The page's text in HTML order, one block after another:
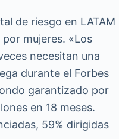
de riesgo en LATAM
mujeres. «Los
necesitan una
durante el Forbes
garantizado por
en 18 meses.
59% dirigidas